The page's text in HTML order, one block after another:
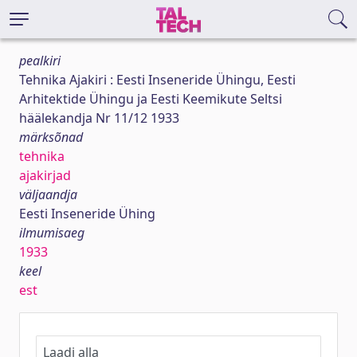
pealkiri
Tehnika Ajakiri : Eesti Inseneride Ühingu, Eesti
Arhitektide Ühingu ja Eesti Keemikute Seltsi
häälekandja Nr 11/12 1933
märksõnad
tehnika
ajakirjad
väljaandja
Eesti Inseneride Ühing
ilmumisaeg
1933
keel
est
Laadi alla